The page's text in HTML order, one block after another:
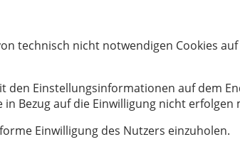
technisch nicht notwendigen Cookies
den Einstellungsinformationen auf dem
Bezug auf die Einwilligung nicht erfolgen
Einwilligung des Nutzers einzuholen.